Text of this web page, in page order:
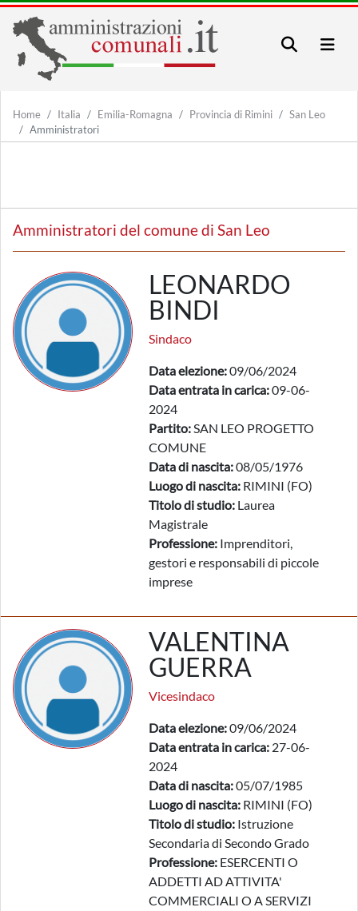
Home Italia Emilia-Romagna Provincia di Rimini
San Leo
Amministratori
Amministratori del comune di San Leo
LEONARDO
BINDI
Sindaco
Data elezione:09/06/2024
Data entrata in carica:09-06-
2024
Partito:SAN LEO PROGETTO
COMUNE
Data di nascita:08/05/1976
Luogo di nascita: RIMINI (FO)
Titolo di studio: Laurea
Magistrale
Professione: Imprenditori,
gestori e responsabili di piccole
imprese
VALENTINA
GUERRA
Vicesindaco
Data elezione:09/06/2024
Data entrata in carica: 27-06-
2024
Data di nascita:05/07/1985
Luogo di nascita: RIMINI (FO)
Titolo di studio: Istruzione
Secondaria di Secondo Grado
Professione: ESERCENTI O
ADDETTI AD ATTIVITA'
COMMERCIALI O A SERVIZI